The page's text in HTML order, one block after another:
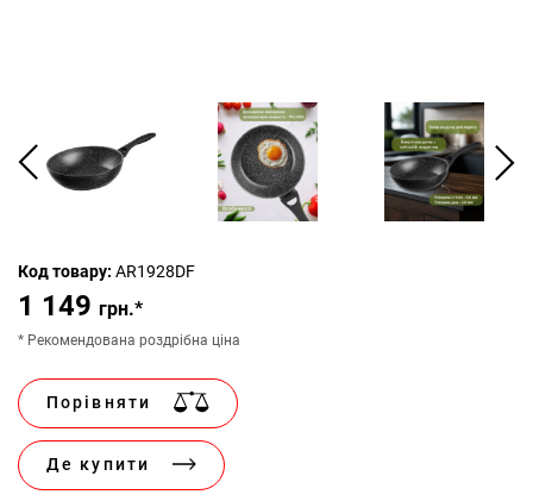
Код товару: AR1928DF
1 149 грн.*
* Рекомендована роздрібна ціна
Порівняти
Де купити